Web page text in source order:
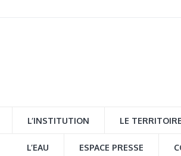
L’INSTITUTION LE TERRITOIRE
L’EAU ESPACE PRESSE